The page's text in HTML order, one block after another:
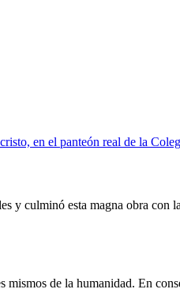
y culminó esta magna obra con
de la humanidad. En